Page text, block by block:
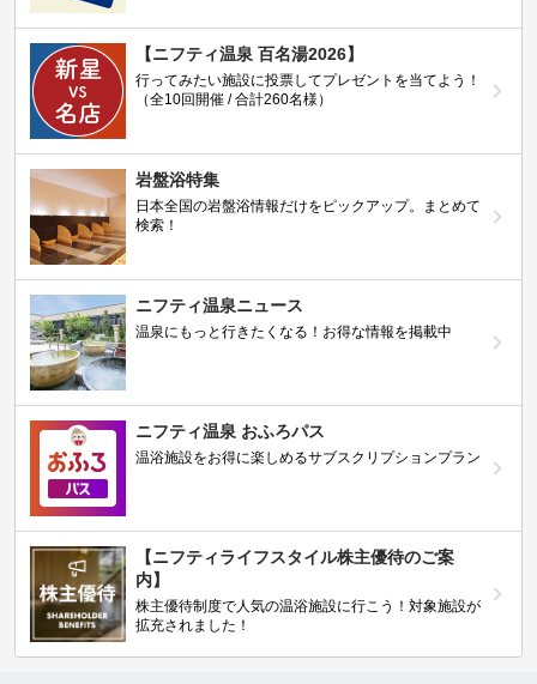
【ニフティ温泉 百名湯2026】
行ってみたい施設に投票してプレゼントを当てよう！
（全10回開催 / 合計260名様）
岩盤浴特集
日本全国の岩盤浴情報だけをピックアップ。まとめて
検索！
ニフティ温泉ニュース
温泉にもっと行きたくなる！お得な情報を掲載中
ニフティ温泉 おふろパス
温浴施設をお得に楽しめるサブスクリプションプラン
【ニフティライフスタイル株主優待のご案
内】
株主優待制度で人気の温浴施設に行こう！対象施設が
拡充されました！